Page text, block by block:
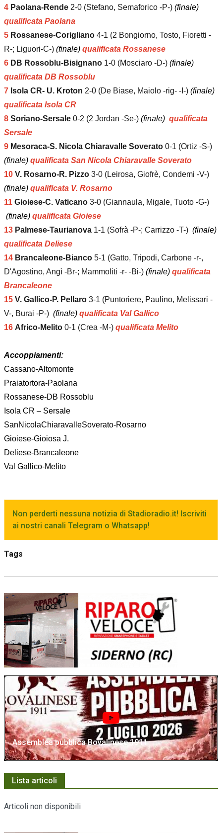
4 Paolana-Rende 2-0 (Stefano, Semaforico -P-) (finale)
qualificata Paolana
5 Rossanese-Corigliano 4-1 (2 Bongiorno, Tosto, Fioretti -
R-; Liguori-C-) (finale) qualificata Rossanese
6 DB Rossoblu-Bisignano 1-0 (Mosciaro -D-) (finale)
qualificata DB Rossoblu
7 Isola CR- U. Kroton 2-0 (De Biase, Maiolo -rig- -I-) (finale)
qualificata Isola CR
8 Soriano-Sersale 0-2 (2 Jordan -Se-) (finale) qualificata
Sersale
9 Mesoraca-S. Nicola Chiaravalle Soverato 0-1 (Ortiz -S-)
(finale) qualificata San Nicola Chiaravalle Soverato
10 V. Rosarno-R. Pizzo 3-0 (Leirosa, Giofrè, Condemi -V-)
(finale) qualificata V. Rosarno
11 Gioiese-C. Vaticano 3-0 (Giannaula, Migale, Tuoto -G-)
(finale) qualificata Gioiese
13 Palmese-Taurianova 1-1 (Sofrà -P-; Carrizzo -T-) (finale)
qualificata Deliese
14 Brancaleone-Bianco 5-1 (Gatto, Tripodi, Carbone -r-,
D'Agostino, Angì -Br-; Mammoliti -r- -Bi-) (finale) qualificata
Brancaleone
15 V. Gallico-P. Pellaro 3-1 (Puntoriere, Paulino, Melissari -
V-, Burai -P-) (finale) qualificata Val Gallico
16 Africo-Melito 0-1 (Crea -M-) qualificata Melito
Accoppiamenti:
Cassano-Altomonte
Praiatortora-Paolana
Rossanese-DB Rossoblu
Isola CR – Sersale
SanNicolaChiaravalleSoverato-Rosarno
Gioiese-Gioiosa J.
Deliese-Brancaleone
Val Gallico-Melito
Non perderti nessuna notizia di Stadioradio.it! Iscriviti
ai nostri canali Telegram o Whatsapp!
Tags
Assemblea pubblica Bovalinese 1911
Lista articoli
Articoli non disponibili